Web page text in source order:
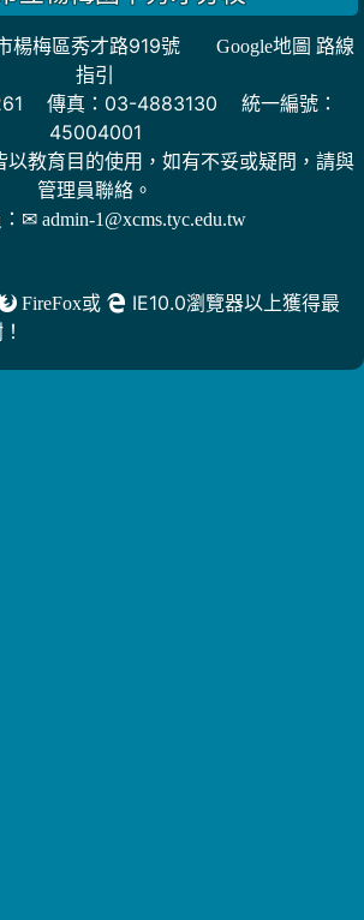
楊梅區秀才路919號
Google地圖 路線
指引
傳真：03-4883130 統一編號：
45004001
以教育目的使用，如有不妥或疑問，請與
管理員聯絡。
✉ admin-1@xcms.tyc.edu.tw
FireFox或
IE10.0瀏覽器以上獲得最